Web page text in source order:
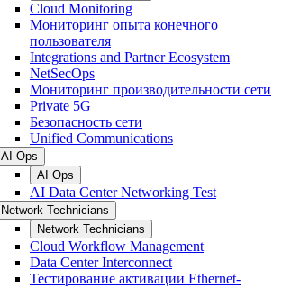
Cloud Monitoring
Мониторинг опыта конечного
пользователя
Integrations and Partner Ecosystem
NetSecOps
Мониторинг производительности сети
Private 5G
Безопасность сети
Unified Communications
AI Ops
AI Ops
AI Data Center Networking Test
Network Technicians
Network Technicians
Cloud Workflow Management
Data Center Interconnect
Тестирование активации Ethernet-